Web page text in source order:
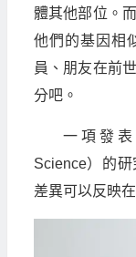
體其他部位。
他們的基因相
員、朋友在前
分吧。
一項發表
Science）的
差異可以反映